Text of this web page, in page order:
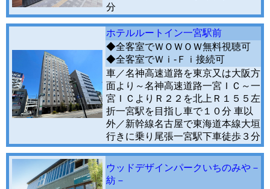
分
ホテルルートイン一宮駅前
◆全客室でＷＯＷＯＷ無料視聴可
◆全客室でＷｉ-Ｆｉ接続可
車／名神高速道路を東京又は大阪方
面より～名神高速道路一宮ＩＣ～一
宮ＩＣよりＲ２２を北上Ｒ１５５左
折一宮駅を目指し車で１０分 車以
外／新幹線名古屋で東海道本線大垣
行きに乗り尾張一宮駅下車徒歩３分
ウッドデザインパークいちのみや－
紡－